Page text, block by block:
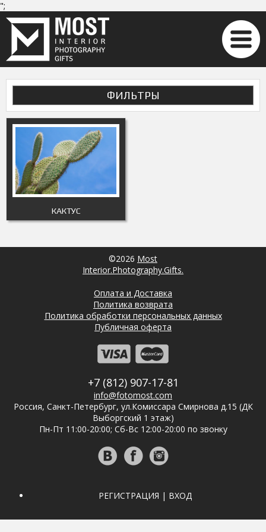
";
ФИЛЬТРЫ
КАКТУС
©2026 Most
Interior.Photography.Gifts.
Оплата и Доставка
Политика возврата
Политика обработки персональных данных
Публичная оферта
+7 (812) 907-17-81
info@fotomost.com
Россия, Санкт-Петербург, ул.Комиссара Смирнова д.15 (ДК
Выборгский 1 этаж)
Пн-Пт 11:00-20:00; Сб-Вс 12:00-20:00 по звонку
РЕГИСТРАЦИЯ | ВХОД